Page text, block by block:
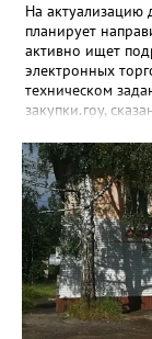
На
планирует
активно ищет
электронных
техническом
закупки.гоу,
повышение
схем,
строительству и
оценив размер
бесхозных
сферы
«Златоуст.инфо»
вопроса была
486 рублей, а в
системы ливнёвок.